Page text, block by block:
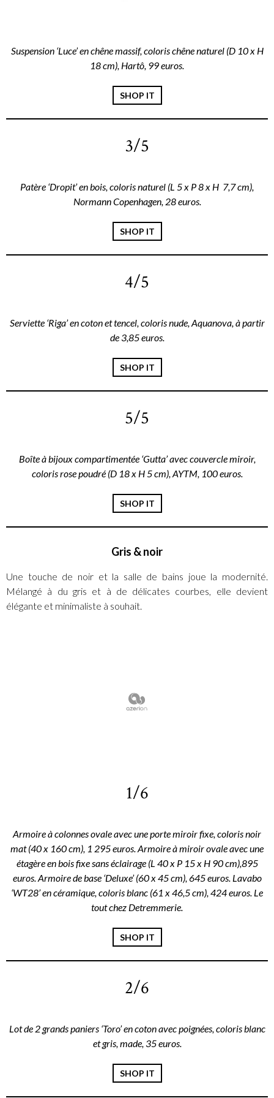
Suspension ‘Luce’ en chêne massif, coloris chêne naturel (D 10 x H
18 cm), Hartô, 99 euros.
SHOP IT
3/5
Patère ‘Dropit’ en bois, coloris naturel (L 5 x P 8 x H 7,7 cm),
Normann Copenhagen, 28 euros.
SHOP IT
4/5
Serviette ‘Riga’ en coton et tencel, coloris nude, Aquanova, à partir
de 3,85 euros.
SHOP IT
5/5
Boîte à bijoux compartimentée ‘Gutta’ avec couvercle miroir,
coloris rose poudré (D 18 x H 5 cm), AYTM, 100 euros.
SHOP IT
Gris & noir
Une touche de noir et la salle de bains joue la modernité.
Mélangé à du gris et à de délicates courbes, elle devient
élégante et minimaliste à souhait.
1/6
Armoire à colonnes ovale avec une porte miroir fixe, coloris noir
mat (40 x 160 cm), 1 295 euros. Armoire à miroir ovale avec une
étagère en bois fixe sans éclairage (L 40 x P 15 x H 90 cm),895
euros. Armoire de base ‘Deluxe’ (60 x 45 cm), 645 euros. Lavabo
‘WT28’ en céramique, coloris blanc (61 x 46,5 cm), 424 euros. Le
tout chez Detremmerie.
SHOP IT
2/6
Lot de 2 grands paniers ‘Toro’ en coton avec poignées, coloris blanc
et gris, made, 35 euros.
SHOP IT